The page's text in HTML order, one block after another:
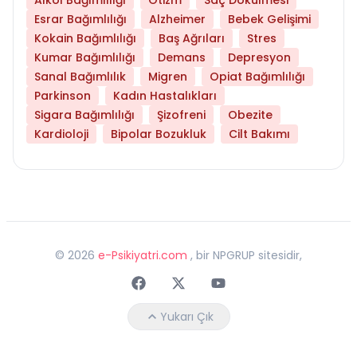
Esrar Bağımlılığı
Alzheimer
Bebek Gelişimi
Kokain Bağımlılığı
Baş Ağrıları
Stres
Kumar Bağımlılığı
Demans
Depresyon
Sanal Bağımlılık
Migren
Opiat Bağımlılığı
Parkinson
Kadın Hastalıkları
Sigara Bağımlılığı
Şizofreni
Obezite
Kardioloji
Bipolar Bozukluk Cilt Bakımı
© 2026 e-Psikiyatri.com , bir NPGRUP sitesidir,
FaceebokTwitterYoutube
Yukarı Çık